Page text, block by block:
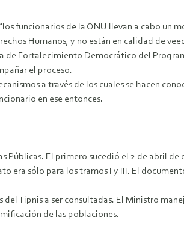
funcionarios de la ONU llevan a cabo un
Humanos, y no están en calidad de
Fortalecimiento Democrático del
el proceso.
a través de los cuales se hacen
en ese entonces.
Públicas. El primero sucedió el 2 de abril
era sólo para los tramos I y III. El
Tipnis a ser consultadas. El Ministro
de las poblaciones.